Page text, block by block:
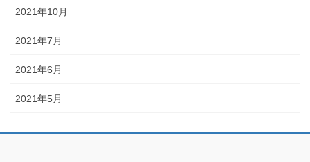
2021年10月
2021年7月
2021年6月
2021年5月